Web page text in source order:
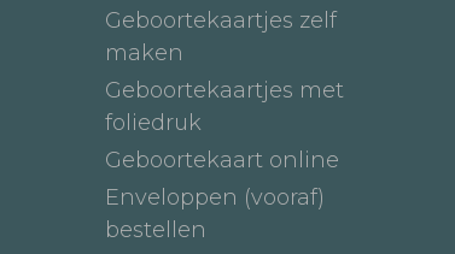
Geboortekaartjes zelf
maken
Geboortekaartjes met
foliedruk
Geboortekaart online
Enveloppen (vooraf)
bestellen